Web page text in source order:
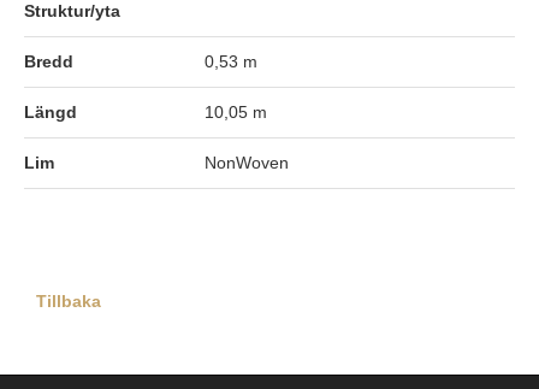
Struktur/yta
Bredd 0,53 m
Längd 10,05 m
Lim NonWoven
Tillbaka